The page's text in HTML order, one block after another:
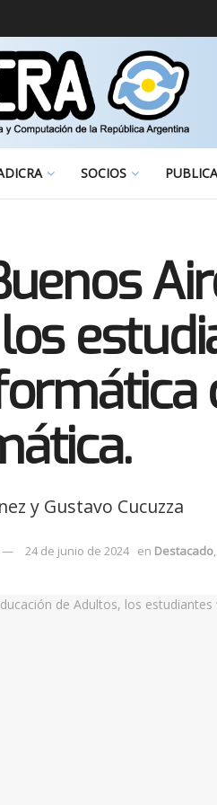
SOCIOS
y Gustavo Cucuzza
24 de junio de 2024 en Destacado,